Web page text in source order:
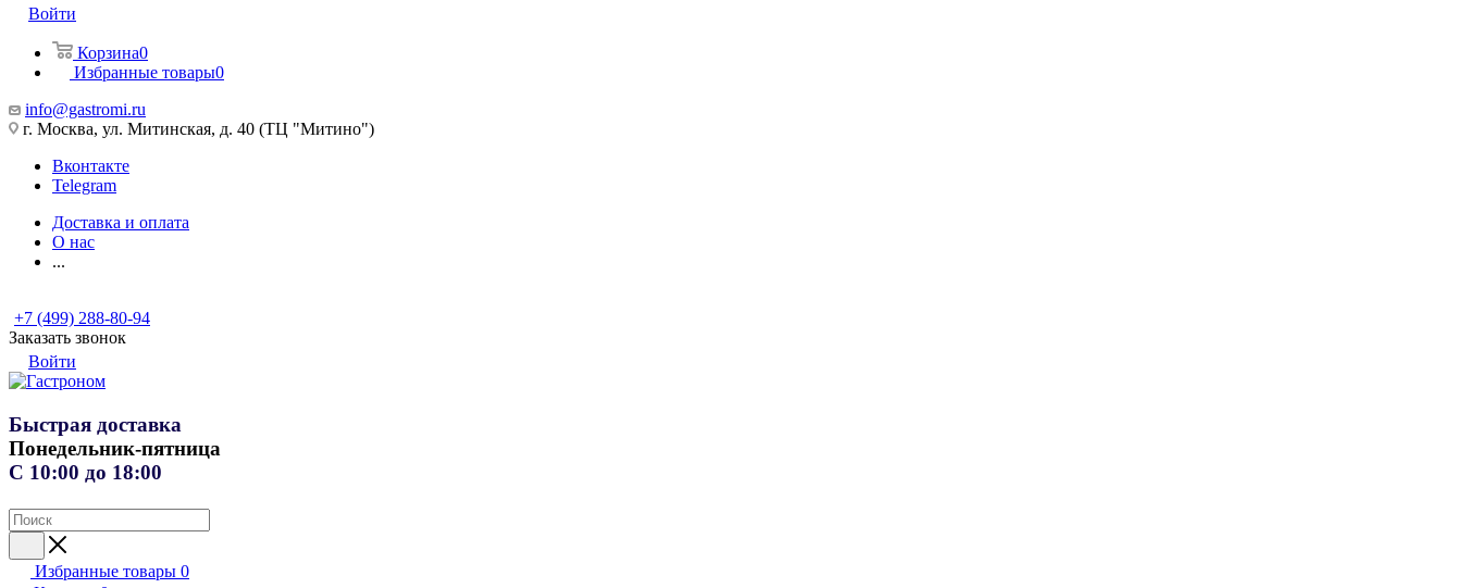
Войти
Корзина0
Избранные товары0
info@gastromi.ru
г. Москва, ул. Митинская, д. 40 (ТЦ "Митино")
Вконтакте
Telegram
Доставка и оплата
О нас
...
+7 (499) 288-80-94
Заказать звонок
Войти
Быстрая доставка
Понедельник-пятница
С 10:00 до 18:00
Избранные товары 0